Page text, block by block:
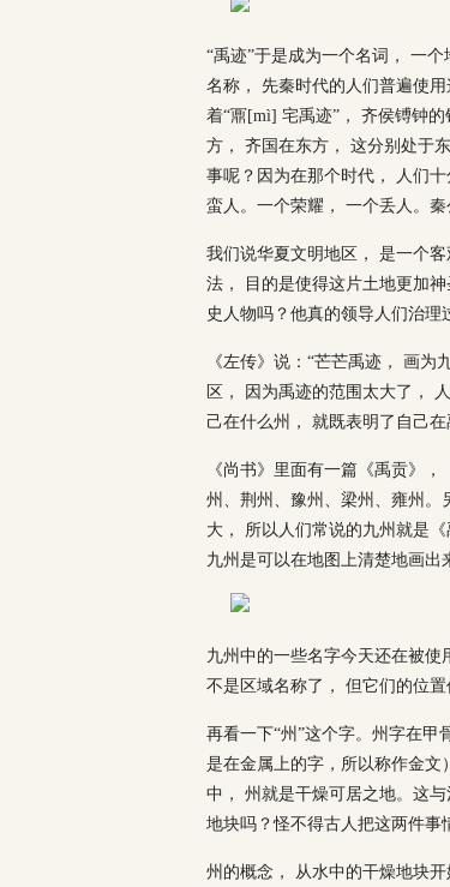
“禹迹”于是成为一个名词， 一
名称， 先秦时代的人们普遍使
着“鼏[mì] 宅禹迹”， 齐侯镈钟
方， 齐国在东方， 这分别处于
事呢？因为在那个时代， 人们
蛮人。一个荣耀， 一个丢人。
我们说华夏文明地区， 是一个
法， 目的是使得这片土地更加
史人物吗？他真的领导人们治理
《左传》说：“芒芒禹迹， 画
区， 因为禹迹的范围太大了，
己在什么州， 就既表明了自己
《尚书》里面有一篇《禹贡》
州、荆州、豫州、梁州、雍州。
大， 所以人们常说的九州就是
九州是可以在地图上清楚地画出
九州中的一些名字今天还在被
不是区域名称了， 但它们的位
再看一下“州”这个字。州字在
是在金属上的字，所以称作金文
中， 州就是干燥可居之地。这
地块吗？怪不得古人把这两件事
州的概念， 从水中的干燥地块